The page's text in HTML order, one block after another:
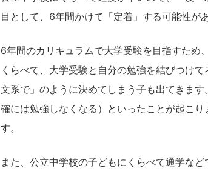
目として、6年間かけて「定着」する可能性が
6年間のカリキュラムで大学受験を目指すため
くらべて、大学受験と自分の勉強を結びつけ
文系で」のように決めてしまう子も出てきま
確には勉強しなくなる）といったことが起こ
す。
また、公立中学校の子どもにくらべて通学など